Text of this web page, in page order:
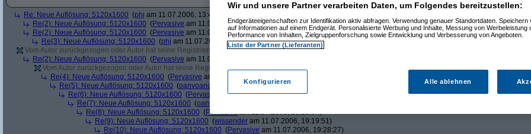
Re: Neue Auflösung: 5120x1600 (phj am 11.07.2006, 13:40:39)
Re(2): Neue Auflösung: 5120x1600 (Pervasive am 11.07.2006, 13:41:12)
Re(2): Neue Auflösung: 5120x1600 (Pervasive am 11.07.2006, 13:51:49)
Re(3): Neue Auflösung: 5120x1600 (phj am 11.07.2006, 13:52:12)
Vom Autor zurückgezogen oder Autor hat seine Registrierung nicht bestätigt(Nagelfaram 11.07.2006, 13:41:09)
Re(2): Neue Auflösung: 5120x1600 (Pervasive am 11.07.2006, 13:41:43)
Vom Autor zurückgezogen oder Autor hat seine Registrierung nicht bestätigt(Nagelfar
Re(4): Neue Auflösung: 5120x1600 (Pervasive am 11.07.2006, 13:43:22)
Re(5): Neue Auflösung: 5120x1600 (oanvoanc
am 11.07.2006, 19:06:23)
Re(6): Neue Auflösung: 5120x1600 (Pervasive
am 11.07.2006, 19:16:41)
Re(7): Neue Auflösung: 5120x1600 (oanvoanc
Re(8): Neue Auflösung: 5120x1600 (Pervasiveam 11.07.2006, 19:18:54)
Re(9): Neue Auflösung: 5120x1600 (wissender am 11.07.2006, 19:19:51)
Re(10): Neue Auflösung: 5120x1600 (Pervasive am 11.07.2006, 19:28:27)
Wir und unsere Partner verarbeiten Daten, um Folgendes bereitzustellen:
Endgeräteeigenschaften zur Identifikation aktiv abfragen. Verwendung genauer Standortdaten. Speichern
auf Informationen auf einem Endgerät. Personalisierte Werbung und Inhalte, Messung von Werbeleistung
Performance von Inhalten, Zielgruppenforschung sowie Entwicklung und Verbesserung von Angeboten.
Liste der Partner (Lieferanten)
Konfigurieren Alle ablehnen